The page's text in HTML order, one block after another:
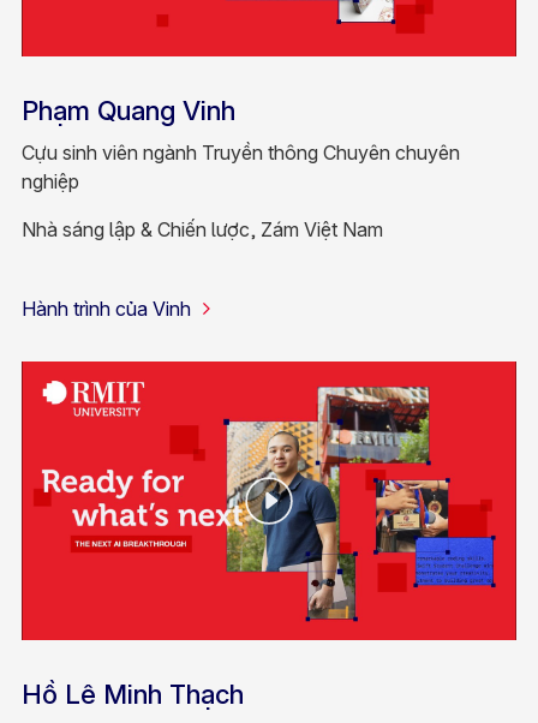
Phạm Quang Vinh
Cựu sinh viên ngành Truyền thông Chuyên chuyên
nghiệp
Nhà sáng lập & Chiến lược, Zám Việt Nam
Hành trình của Vinh
Hồ Lê Minh Thạch